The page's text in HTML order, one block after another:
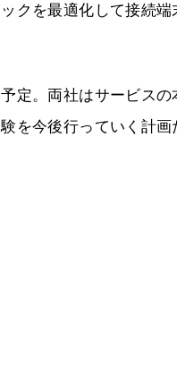
クを最適化して接続
定。両社はサービス
を今後行っていく計画